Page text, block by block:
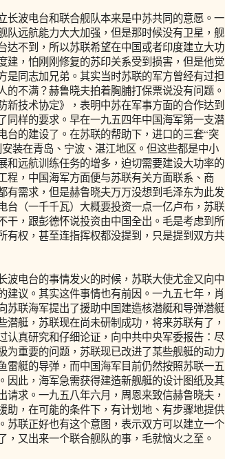
波电台和联合舰队本来是中苏共同的意愿。一
队远航能力大大加强，但是那时候没有卫星，舰
达不到，所以苏联希望在中国或者印度建立大功
建，怕刚刚修复的苏印关系受到损害，但是他觉
是同志加兄弟。其实当时苏联的军方曾经有过担
不满？赫鲁晓夫拍着胸脯打保票说没有问题。
新技术协定》，表明中苏在军事方面的合作达到
同样的要求。早在一九五四年中国海军第一支潜
台的建设了。在苏联的帮助下，进口的三套“突
装在青岛、宁波、湛江地区。但这些都是中小
和远航训练任务的增多，迫切需要建设大功率的
程，中国海军方面便与苏联有关方面联系、商
有需求，但是赫鲁晓夫万万没想到毛泽东为此发
台（一千千瓦）大概要投资一点一亿卢布，苏联
干，跟彭德怀说投资由中国全出。毛是考虑到所
有权，甚至连指挥权都没提到，只是提到双方共
电台的事情发火的时候，苏联大使尤金又向中
建议。其实这件事情也有前因。一九五七年，肖
苏联海军提出了援助中国建造核潜艇和导弹潜艇
艇，苏联现在尚未研制成功，将来苏联有了，
认真研究和仔细论证，向中共中央军委报告：尽
为重要的问题，苏联现已改进了某些舰艇的动力
雷艇的导弹，而中国海军目前仍然按照苏联一五
因此，海军急需获得建造新舰艇的设计图纸及其
求。一九五八年六月，周恩来致信赫鲁晓夫，
助，在可能的条件下，有计划地、有步骤地提供
苏联正好也有这个意图，表示双方可以建立一个
又出来一个联合舰队的事，毛就恼火之至。